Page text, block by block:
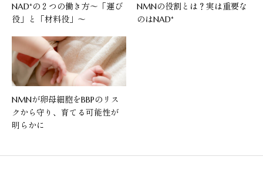
NAD⁺の２つの働き方〜「運び
役」と「材料役」〜
NMNの役割とは？実は重要な
のはNAD⁺
NMNが卵母細胞をBBPのリス
クから守り、育てる可能性が
明らかに